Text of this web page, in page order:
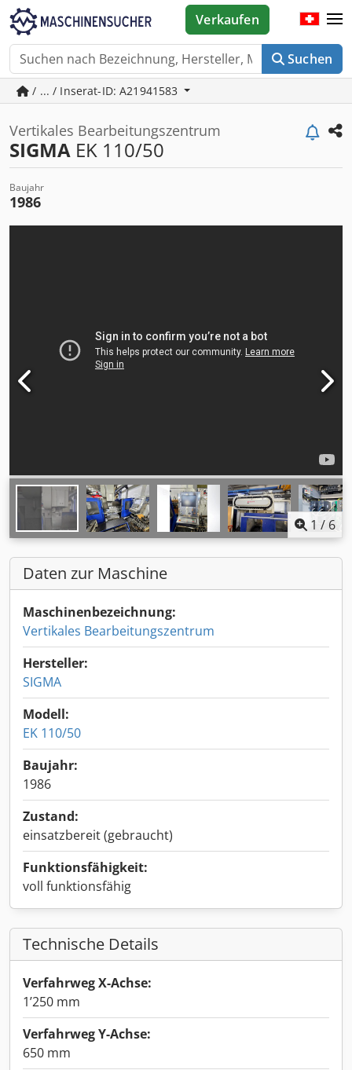
Suchen
Verkaufen
/ ... / Inserat-ID: A21941583
Vertikales Bearbeitungszentrum
SIGMA EK 110/50
Baujahr
1986
1 / 6
Daten zur Maschine
Maschinenbezeichnung:
Vertikales Bearbeitungszentrum
Hersteller:
SIGMA
Modell:
EK 110/50
Baujahr:
1986
Zustand:
einsatzbereit (gebraucht)
Funktionsfähigkeit:
voll funktionsfähig
Technische Details
Verfahrweg X-Achse:
1’250 mm
Verfahrweg Y-Achse:
650 mm